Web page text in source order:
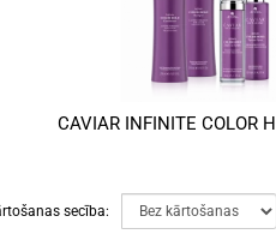
CAVIAR INFINITE COLOR
secība: